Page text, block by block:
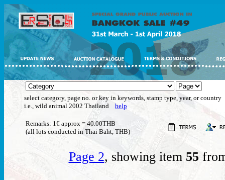
select category, page no. or key in keywords, stamp type, year, or country
i.e., wild animal 2002 Thailand help
Remarks: 1€ approx = 40.00THB
(all lots conducted in Thai Baht, THB)
Page 2, showing item 55